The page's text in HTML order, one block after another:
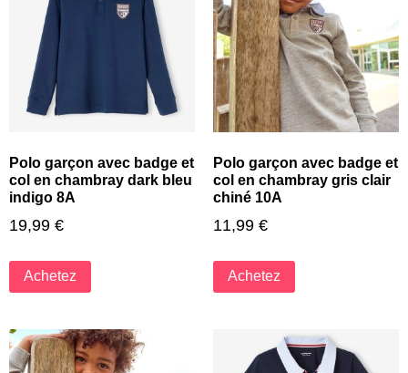
Polo garçon avec badge et
col en chambray dark bleu
indigo 8A
19,99 €
Achetez
Polo garçon avec badge et
col en chambray gris clair
chiné 10A
11,99 €
Achetez